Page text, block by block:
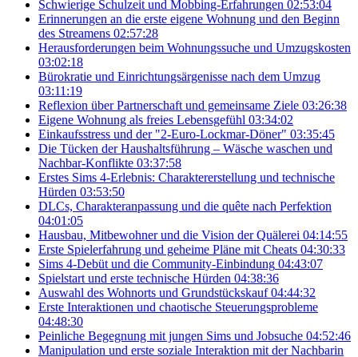
Schwierige Schulzeit und Mobbing-Erfahrungen 02:53:04
Erinnerungen an die erste eigene Wohnung und den Beginn
des Streamens 02:57:28
Herausforderungen beim Wohnungssuche und Umzugskosten
03:02:18
Bürokratie und Einrichtungsärgenisse nach dem Umzug
03:11:19
Reflexion über Partnerschaft und gemeinsame Ziele 03:26:38
Eigene Wohnung als freies Lebensgefühl 03:34:02
Einkaufsstress und der "2-Euro-Lockmar-Döner" 03:35:45
Die Tücken der Haushaltsführung – Wäsche waschen und
Nachbar-Konflikte 03:37:58
Erstes Sims 4-Erlebnis: Charaktererstellung und technische
Hürden 03:53:50
DLCs, Charakteranpassung und die quête nach Perfektion
04:01:05
Hausbau, Mitbewohner und die Vision der Quälerei 04:14:55
Erste Spielerfahrung und geheime Pläne mit Cheats 04:30:33
Sims 4-Debüt und die Community-Einbindung 04:43:07
Spielstart und erste technische Hürden 04:38:36
Auswahl des Wohnorts und Grundstückskauf 04:44:32
Erste Interaktionen und chaotische Steuerungsprobleme
04:48:30
Peinliche Begegnung mit jungen Sims und Jobsuche 04:52:46
Manipulation und erste soziale Interaktion mit der Nachbarin